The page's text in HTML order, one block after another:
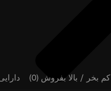
کم بخر / بالا بفروش (0)